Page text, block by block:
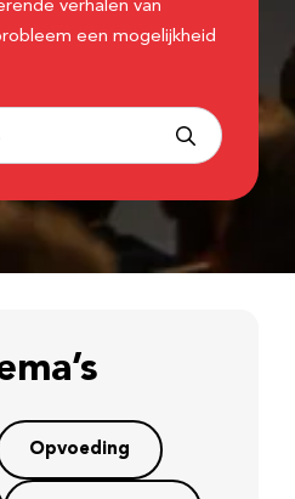
verhalen van
een mogelijkheid
Opvoeding